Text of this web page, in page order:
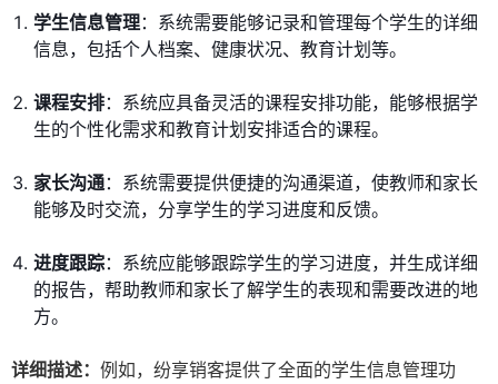
学生信息管理：系统需要能够记录和管理每个学生的详细
信息，包括个人档案、健康状况、教育计划等。
课程安排：系统应具备灵活的课程安排功能，能够根据学
生的个性化需求和教育计划安排适合的课程。
家长沟通：系统需要提供便捷的沟通渠道，使教师和家长
能够及时交流，分享学生的学习进度和反馈。
进度跟踪：系统应能够跟踪学生的学习进度，并生成详细
的报告，帮助教师和家长了解学生的表现和需要改进的地
方。
详细描述： 例如，纷享销客提供了全面的学生信息管理功